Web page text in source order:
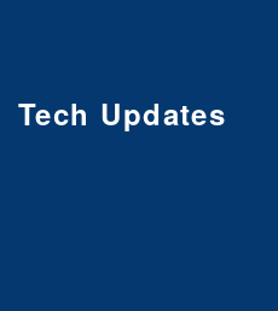
Tech Updates